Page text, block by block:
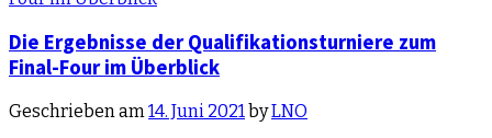
Die Ergebnisse der Qualifikationsturniere zum
Final-Four im Überblick
Geschrieben am 14. Juni 2021 byLNO